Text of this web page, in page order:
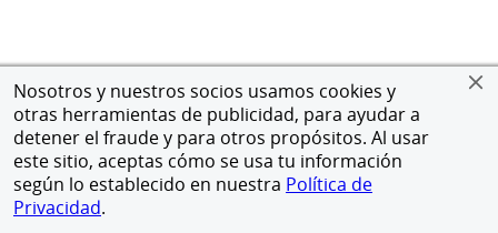
Nosotros y nuestros socios usamos cookies y
otras herramientas de publicidad, para ayudar a
detener el fraude y para otros propósitos. Al usar
este sitio, aceptas cómo se usa tu información
según lo establecido en nuestra Política de
Privacidad.